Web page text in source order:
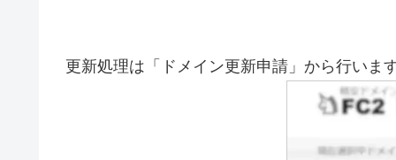
更新処理は「ドメイン更新申請」から行いま